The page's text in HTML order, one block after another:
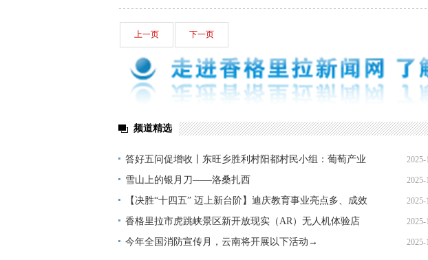
上一页 下一页
频道精选
答好五问促增收丨东旺乡胜利村阳都村民小组：葡萄产业
铺就“甜蜜”增收路
2025-
雪山上的银月刀——洛桑扎西 2025-
【决胜“十四五” 迈上新台阶】迪庆教育事业亮点多、成效
显——培根铸魂育桃李
2025-
香格里拉市虎跳峡景区新开放现实（AR）无人机体验店 2025-
今年全国消防宣传月，云南将开展以下活动→ 2025-